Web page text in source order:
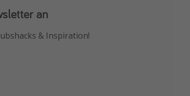
an
& Inspiration!
als Erstes.